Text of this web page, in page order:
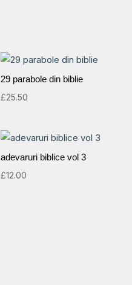
29 parabole din biblie
£25.50
adevaruri biblice vol 3
£12.00